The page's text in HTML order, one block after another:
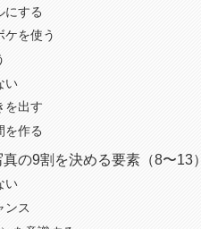
にする
ケを使う
い
を出す
を作る
の9割を決める要素（8〜13）
い
ンス